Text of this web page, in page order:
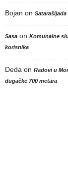
Bojan on
Sasa on Komunalne
korisnika
Deda on Radovi u
dugačke 700 metara